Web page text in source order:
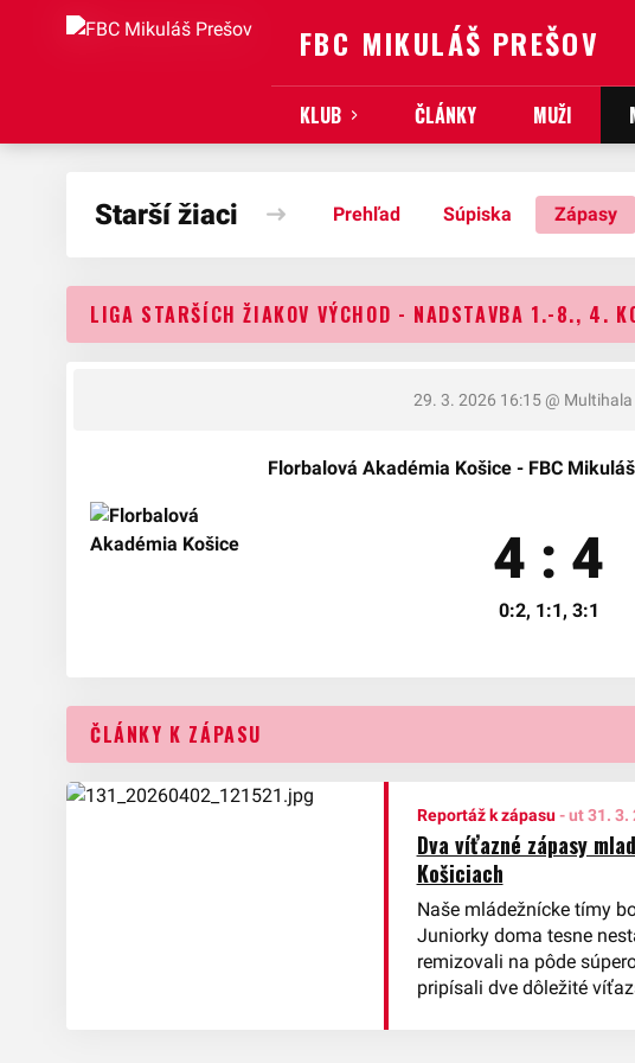
FBC MIKULÁŠ PREŠOV
KLUB ČLÁNKY MUŽI
Starší žiaci Prehľad Súpiska Zápasy
LIGA STARŠÍCH ŽIAKOV VÝCHOD - NADSTAVBA 1.-8., 4.
29. 3. 2026 16:15@ Multihala
Florbalová Akadémia Košice - FBC
4 : 4
0:2, 1:1, 3:1
ČLÁNKY K ZÁPASU
Reportáž k zápasu-ut 31. 3.
Dva víťazné zápasy
Košiciach
Naše mládežnícke tímy
Juniorky doma tesne
remizovali na pôde
pripísali dve dôležité